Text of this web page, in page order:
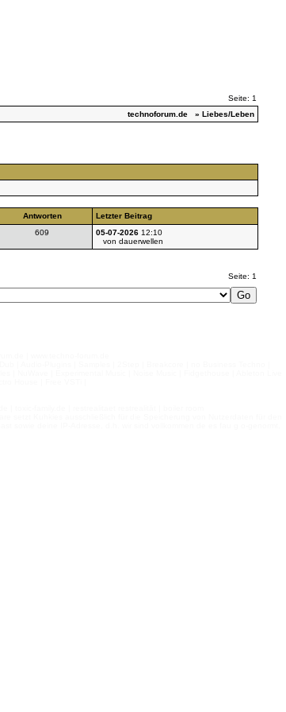
Seite: 1
technoforum.de » Liebes/Leben
Antworten Letzter Beitrag
609 05-07-2026 12:10
von dauerwellen
Seite: 1